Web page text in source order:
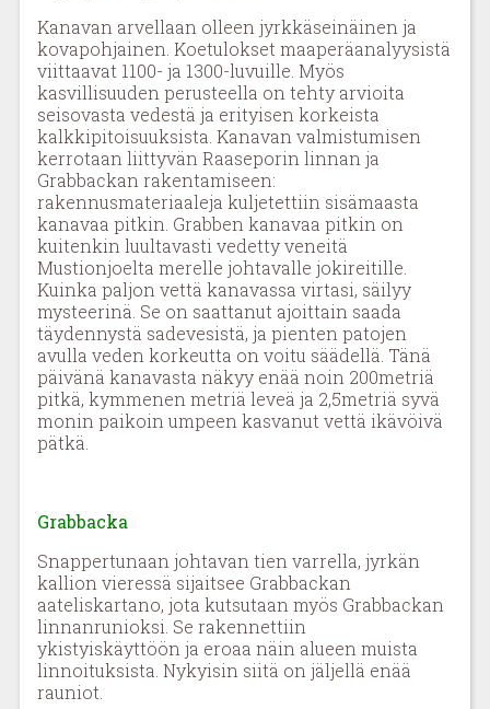
Kanavan arvellaan olleen jyrkkäseinäinen ja
kovapohjainen. Koetulokset maaperäanalyysistä
viittaavat 1100- ja 1300-luvuille. Myös
kasvillisuuden perusteella on tehty arvioita
seisovasta vedestä ja erityisen korkeista
kalkkipitoisuuksista. Kanavan valmistumisen
kerrotaan liittyvän Raaseporin linnan ja
Grabbackan rakentamiseen:
rakennusmateriaaleja kuljetettiin sisämaasta
kanavaa pitkin. Grabben kanavaa pitkin on
kuitenkin luultavasti vedetty veneitä
Mustionjoelta merelle johtavalle jokireitille.
Kuinka paljon vettä kanavassa virtasi, säilyy
mysteerinä. Se on saattanut ajoittain saada
täydennystä sadevesistä, ja pienten patojen
avulla veden korkeutta on voitu säädellä. Tänä
päivänä kanavasta näkyy enää noin 200metriä
pitkä, kymmenen metriä leveä ja 2,5metriä syvä
monin paikoin umpeen kasvanut vettä ikävöivä
pätkä.
Grabbacka
Snappertunaan johtavan tien varrella, jyrkän
kallion vieressä sijaitsee Grabbackan
aateliskartano, jota kutsutaan myös Grabbackan
linnanrunioksi. Se rakennettiin
ykistyiskäyttöön ja eroaa näin alueen muista
linnoituksista. Nykyisin siitä on jäljellä enää
rauniot.